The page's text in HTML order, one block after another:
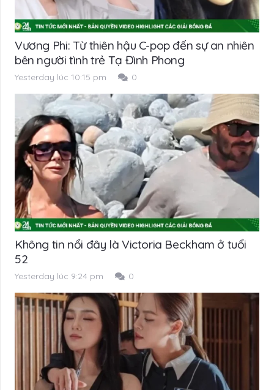
Vương Phi: Từ thiên hậu C-pop đến sự an nhiên
bên người tình trẻ Tạ Đình Phong
Yesterday lúc 10:15 pm 0
Không tin nổi đây là Victoria Beckham ở tuổi
52
Yesterday lúc 9:24 pm 0